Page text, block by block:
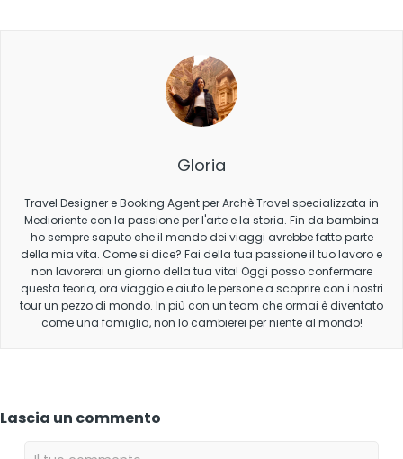
Gloria
Travel Designer e Booking Agent per Archè Travel specializzata in
Medioriente con la passione per l'arte e la storia. Fin da bambina
ho sempre saputo che il mondo dei viaggi avrebbe fatto parte
della mia vita. Come si dice? Fai della tua passione il tuo lavoro e
non lavorerai un giorno della tua vita! Oggi posso confermare
questa teoria, ora viaggio e aiuto le persone a scoprire con i nostri
tour un pezzo di mondo. In più con un team che ormai è diventato
come una famiglia, non lo cambierei per niente al mondo!
Lascia un commento